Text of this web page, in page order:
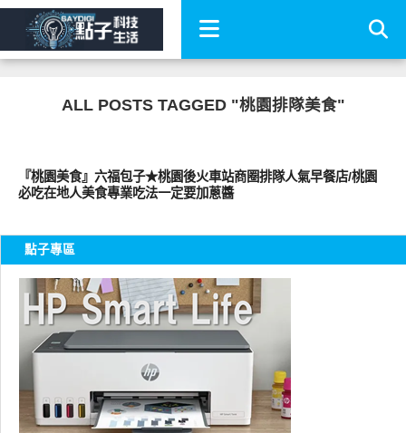
ALL POSTS TAGGED "桃園排隊美食"
『桃園美食』六福包子★桃園後火車站商圈排隊人氣早餐店/桃園
必吃在地人美食專業吃法一定要加蔥醬
點子專區